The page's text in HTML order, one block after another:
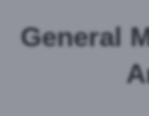
General